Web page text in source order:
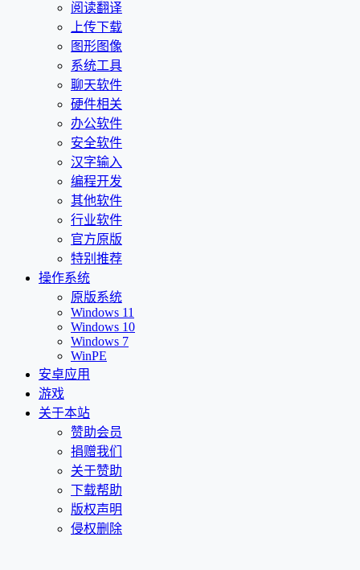
阅读翻译
上传下载
图形图像
系统工具
聊天软件
硬件相关
办公软件
安全软件
汉字输入
编程开发
其他软件
行业软件
官方原版
特别推荐
操作系统
原版系统
Windows 11
Windows 10
Windows 7
WinPE
安卓应用
游戏
关于本站
赞助会员
捐赠我们
关于赞助
下载帮助
版权声明
侵权删除